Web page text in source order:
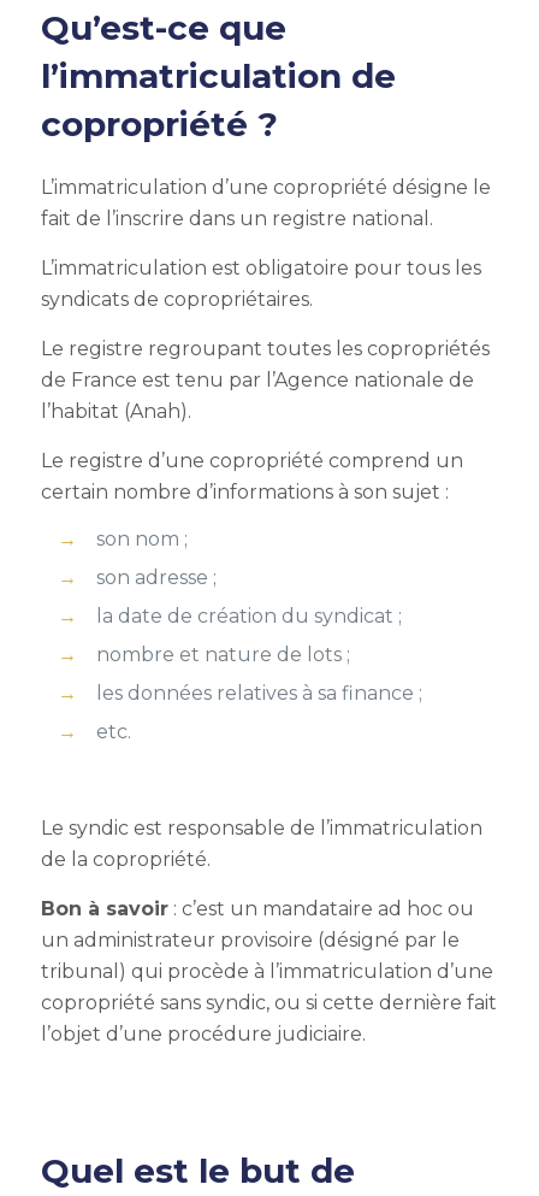
Qu’est-ce que
l’immatriculation de
copropriété ?
L’immatriculation d’une copropriété désigne le
fait de l’inscrire dans un registre national.
L’immatriculation est obligatoire pour tous les
syndicats de copropriétaires.
Le registre regroupant toutes les copropriétés
de France est tenu par l’Agence nationale de
l’habitat (Anah).
Le registre d’une copropriété comprend un
certain nombre d’informations à son sujet :
son nom ;
son adresse ;
la date de création du syndicat ;
nombre et nature de lots ;
les données relatives à sa finance ;
etc.
Le syndic est responsable de l’immatriculation
de la copropriété.
Bon à savoir: c’est un mandataire ad hoc ou
un administrateur provisoire (désigné par le
tribunal) qui procède à l’immatriculation d’une
copropriété sans syndic, ou si cette dernière fait
l’objet d’une procédure judiciaire.
Quel est le but de